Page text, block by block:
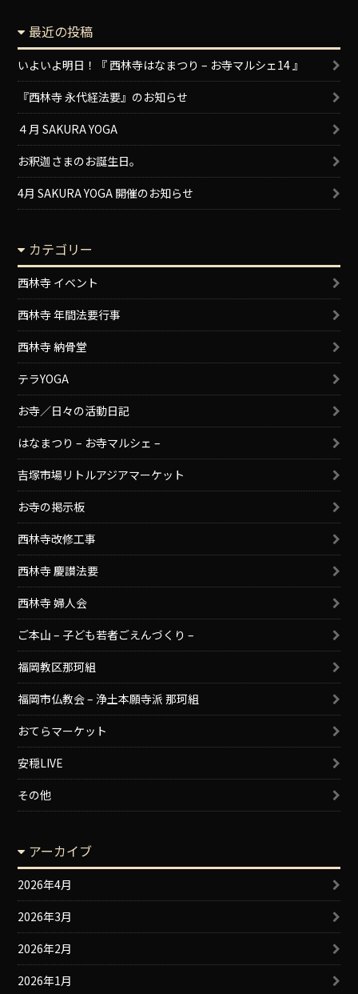
最近の投稿
いよいよ明日！『 西林寺はなまつり – お寺マルシェ14 』
『西林寺 永代経法要』のお知らせ
４月 SAKURA YOGA
お釈迦さまのお誕生日。
4月 SAKURA YOGA 開催のお知らせ
カテゴリー
西林寺 イベント
西林寺 年間法要行事
西林寺 納骨堂
テラYOGA
お寺／日々の活動日記
はなまつり – お寺マルシェ –
吉塚市場リトルアジアマーケット
お寺の掲示板
西林寺改修工事
西林寺 慶讃法要
西林寺 婦人会
ご本山 – 子ども若者ごえんづくり –
福岡教区那珂組
福岡市仏教会 – 浄土本願寺派 那珂組
おてらマーケット
安穏LIVE
その他
アーカイブ
2026年4月
2026年3月
2026年2月
2026年1月